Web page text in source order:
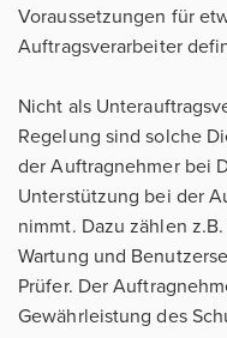
Voraussetzungen für
Auftragsverarbeiter
Nicht als
Regelung sind solche
der Auftragnehmer bei
Unterstützung bei der
nimmt. Dazu zählen
Wartung und
Prüfer. Der
Gewährleistung des